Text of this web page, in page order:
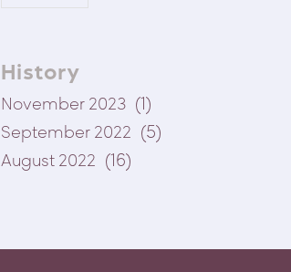
History
November 2023(1)
September 2022 (5)
August 2022 (16)